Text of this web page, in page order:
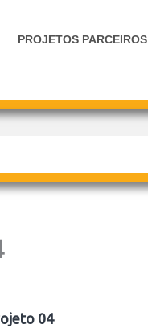
PROJETOS PARCEIROS
04